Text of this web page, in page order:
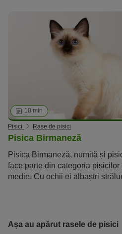
10 min
Pisici Rase de pisici
Pisica Birmaneză
Pisica Birmaneză, numită și
face parte din categoria pisicilor
medie. Cu ochii ei albaștri
lăbuțele albe.
Așa au apărut rasele de pisici